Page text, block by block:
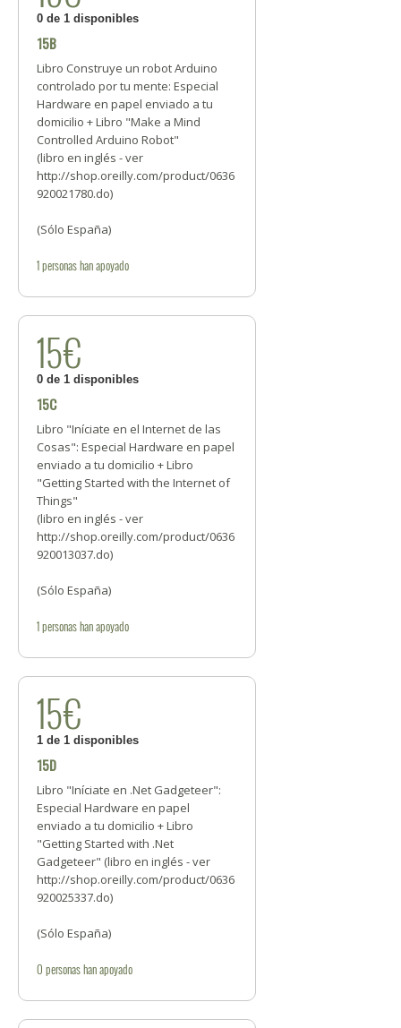
0 de 1 disponibles
15B
Libro Construye un robot Arduino
controlado por tu mente: Especial
Hardware en papel enviado a tu
domicilio + Libro "Make a Mind
Controlled Arduino Robot"
(libro en inglés - ver
http://shop.oreilly.com/product/0636
920021780.do)
(Sólo España)
1personashan apoyado
15€
0 de 1 disponibles
15C
Libro "Iníciate en el Internet de las
Cosas": Especial Hardware en papel
enviado a tu domicilio + Libro
"Getting Started with the Internet of
Things"
(libro en inglés - ver
http://shop.oreilly.com/product/0636
920013037.do)
(Sólo España)
1personashan apoyado
15€
1 de 1 disponibles
15D
Libro "Iníciate en .Net Gadgeteer":
Especial Hardware en papel
enviado a tu domicilio + Libro
"Getting Started with .Net
Gadgeteer" (libro en inglés - ver
http://shop.oreilly.com/product/0636
920025337.do)
(Sólo España)
0 personashan apoyado